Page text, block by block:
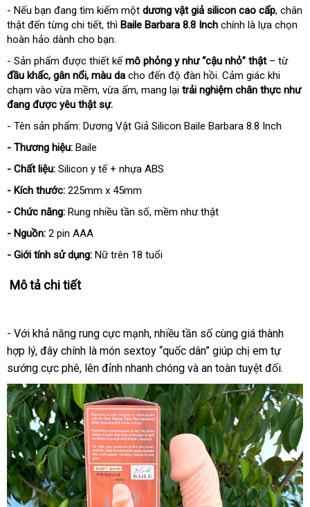
- Nếu bạn đang tìm kiếm một dương vật giả silicon cao cấp, chân
thật đến từng chi tiết, thì Baile Barbara 8.8 Inch chính là lựa chọn
hoàn hảo dành cho bạn.
- Sản phẩm được thiết kế mô phỏng y như “cậu nhỏ” thật– từ
đầu khấc, gân nổi, màu da cho đến độ đàn hồi. Cảm giác khi
chạm vào vừa mềm, vừa ấm, mang lại trải nghiệm chân thực như
đang được yêu thật sự.
- Tên sản phẩm: Dương Vật Giả Silicon Baile Barbara 8.8 Inch
- Thương hiệu: Baile
- Chất liệu: Silicon y tế + nhựa ABS
- Kích thước: 225mm x 45mm
- Chức năng: Rung nhiều tần số, mềm như thật
- Nguồn: 2 pin AAA
- Giới tính sử dụng: Nữ trên 18 tuổi
Mô tả chi tiết
- Với khả năng rung cực mạnh, nhiều tần số cùng giá thành
hợp lý, đây chính là món sextoy “quốc dân” giúp chị em tự
sướng cực phê, lên đỉnh nhanh chóng và an toàn tuyệt đối.